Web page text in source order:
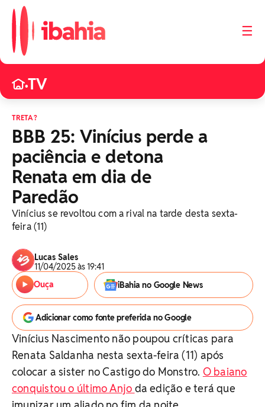
☰
•TV
TRETA?
BBB 25: Vinícius perde a
paciência e detona
Renata em dia de
Paredão
Vinícius se revoltou com a rival na tarde desta sexta-
feira (11)
Lucas Sales
11/04/2025 às 19:41
Ouça
iBahia no Google News
Adicionar como fonte preferida no Google
Vinícius Nascimento não poupou críticas para
Renata Saldanha nesta sexta-feira (11) após
colocar a sister no Castigo do Monstro. O baiano
conquistou o último Anjo da edição e terá que